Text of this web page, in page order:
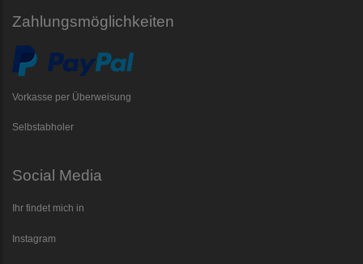
Zahlungsmöglichkeiten
Vorkasse per Überweisung
Selbstabholer
Social Media
Ihr findet mich in
Instagram